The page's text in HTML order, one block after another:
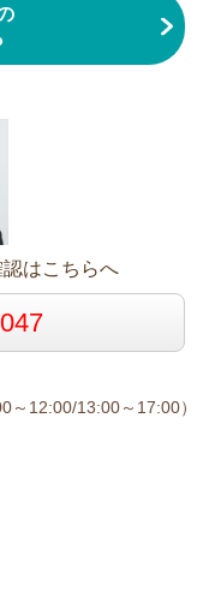
はこちらへ
～12:00/13:00～17:00）